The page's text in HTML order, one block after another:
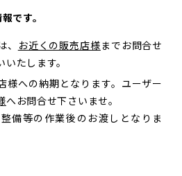
です。
お近くの販売店様までお問合せ
たします。
様への納期となります。ユーザー
へお問合せ下さいませ。
整備等の作業後のお渡しとなりま